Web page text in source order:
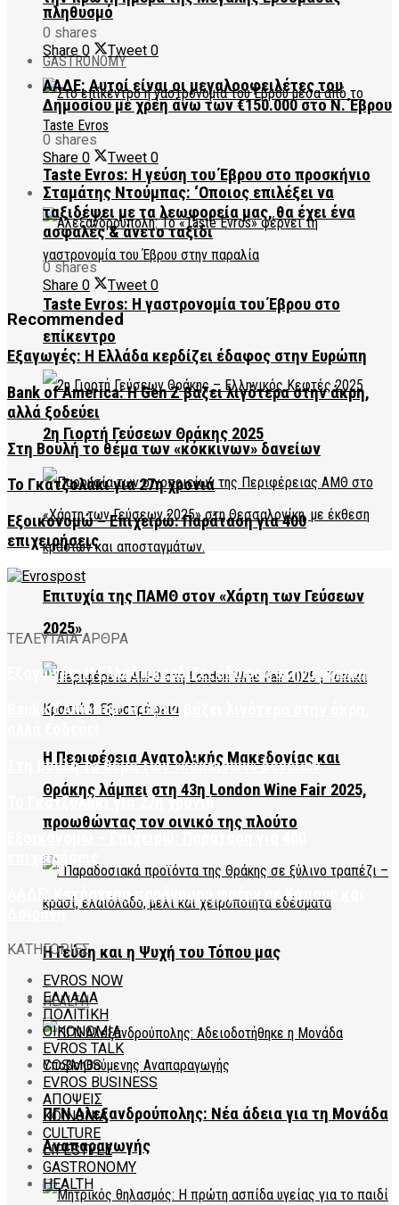
πληθυσμό
GASTRONOMY
Taste Evros: Η γεύση του Έβρου στο προσκήνιο
Taste Evros: Η γαστρονομία του Έβρου στο
επίκεντρο
2η Γιορτή Γεύσεων Θράκης 2025
Επιτυχία της ΠΑΜΘ στον «Χάρτη των Γεύσεων
2025»
Η Περιφέρεια Ανατολικής Μακεδονίας και
Θράκης λάμπει στη 43η London Wine Fair 2025,
προωθώντας τον οινικό της πλούτο
Η Γεύση και η Ψυχή του Τόπου μας
HEALTH
ΠΓΝ Αλεξανδρούπολης: Νέα άδεια για τη Μονάδα
Αναπαραγωγής
0 shares
Share 0 Tweet 0
ΑΑΔΕ: Αυτοί είναι οι μεγαλοοφειλέτες του
Δημοσίου με χρέη άνω των €150.000 στο Ν. Έβρου
0 shares
Share 0 Tweet 0
Σταμάτης Ντούμπας: ‘Οποιος επιλέξει να
ταξιδέψει με τα λεωφορεία μας, θα έχει ένα
ασφαλές & άνετο ταξίδι
0 shares
Share 0 Tweet 0
Recommended
Εξαγωγές: Η Ελλάδα κερδίζει έδαφος στην Ευρώπη
Bank of America: Η Gen Z βάζει λιγότερα στην άκρη,
αλλά ξοδεύει
Στη Βουλή το θέμα των «κόκκινων» δανείων
Το Γκατζολάκι για 27η χρονιά
Εξοικονομώ – Επιχειρώ: Παράταση για 400
επιχειρήσεις
ΤΕΛΕΥΤΑΙΑ ΑΡΘΡΑ
Εξαγωγές: Η Ελλάδα κερδίζει έδαφος στην Ευρώπη
Bank of America: Η Gen Z βάζει λιγότερα στην άκρη,
Στη Βουλή το θέμα των «κόκκινων» δανείων
Το Γκατζολάκι για 27η χρονιά
επιχειρήσεις
ΑΑΔΕ: Κατάσχεση παράνομου φρέον σε Κήπους και
Δοϊράνη
ΚΑΤΗΓΟΡΙΕΣ
EVROS NOW
ΕΛΛΑΔΑ
ΠΟΛΙΤΙΚΗ
ΟΙΚΟΝΟΜΙΑ
EVROS TALK
COSMOS
EVROS BUSINESS
ΑΠΟΨΕΙΣ
ΚΟΙΝΩΝΙΑ
CULTURE
LIFESTYLE
GASTRONOMY
HEALTH